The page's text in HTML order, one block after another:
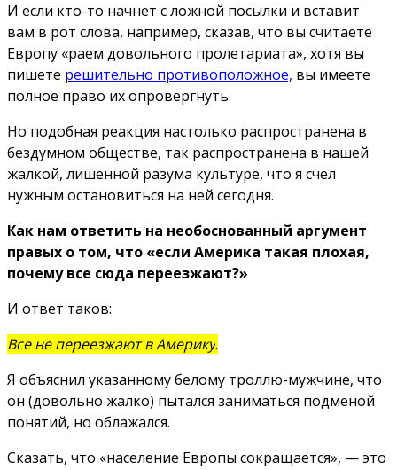
И если кто-то начнет с ложной посылки и вставит
вам в рот слова, например, сказав, что вы считаете
Европу «раем довольного пролетариата», хотя вы
пишете решительно противоположное, вы имеете
полное право их опровергнуть.
Но подобная реакция настолько распространена в
бездумном обществе, так распространена в нашей
жалкой, лишенной разума культуре, что я счел
нужным остановиться на ней сегодня.
Как нам ответить на необоснованный аргумент
правых о том, что «если Америка такая плохая,
почему все сюда переезжают?»
И ответ таков:
Все не переезжают в Америку.
Я объяснил указанному белому троллю-мужчине, что
он (довольно жалко) пытался заниматься подменой
понятий, но облажался.
Сказать, что «население Европы сокращается», — это